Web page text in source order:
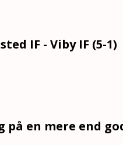
IF - Viby IF (5-1)
på en mere end